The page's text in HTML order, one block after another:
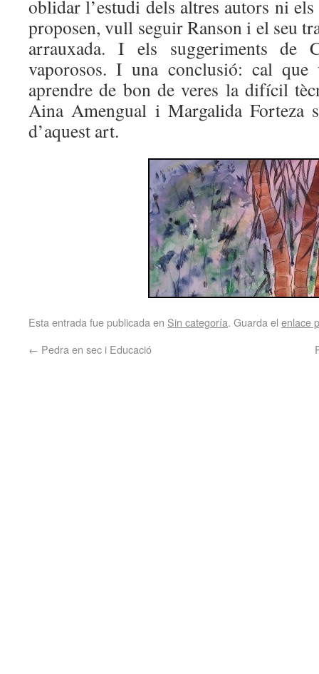
oblidar l’estudi dels altres autors ni
proposen, vull seguir Ranson i el seu
arrauxada. I els suggeriments de
vaporosos. I una conclusió: cal
aprendre de bon de veres la difícil
Aina Amengual i Margalida Forteza
d’aquest art.
Esta entrada fue publicada en Sin categoría. Guarda el enlace
← Pedra en sec i Educació